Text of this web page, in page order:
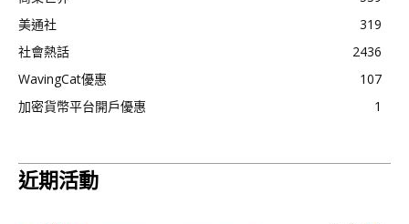
美通社
319
社會熱話
2436
WavingCat優惠
107
加密貨幣平台開戶優惠
1
近期活動